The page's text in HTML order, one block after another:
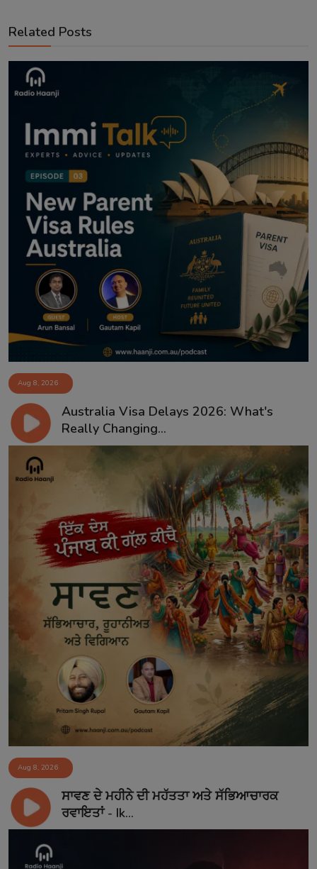
Related Posts
Aug 8, 2026
Australia Visa Delays 2026: What's
Really Changing...
Aug 8, 2026
ਸਾਵਣ ਦੇ ਮਹੀਨੇ ਦੀ ਮਹੱਤਤਾ ਅਤੇ ਸੱਭਿਆਚਾਰਕ
ਰਵਾਇਤਾਂ - Ik...